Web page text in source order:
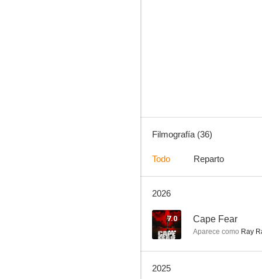
Filmografía (36)
Todo Reparto
2026
7.0 Cape Fear
Aparece como Ray
2025